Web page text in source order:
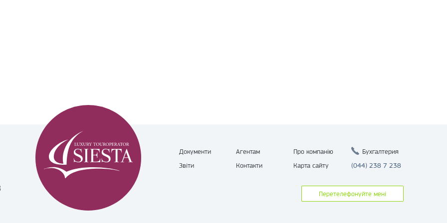
Документи Агентам
Про компанію
Звіти
Контакти Карта сайту
Бухгалтерия
(044) 238 7 238
Перетелефонуйте мені